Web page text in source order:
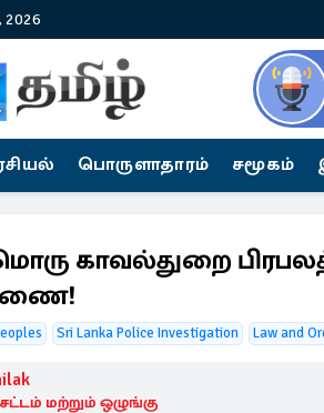
2026
பொருளாதாரம் சமூகம்
காவல்துறை
Sri Lanka Police Investigation Law and
சட்டம் மற்றும் ஒழுங்கு